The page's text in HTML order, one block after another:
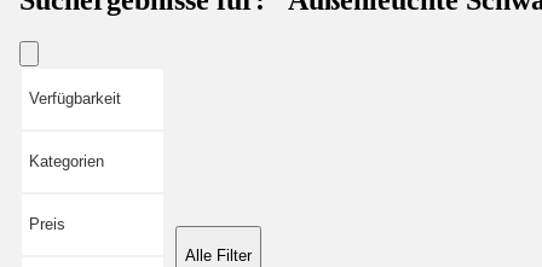
Verfügbarkeit
Kategorien
Preis
Alle Filter